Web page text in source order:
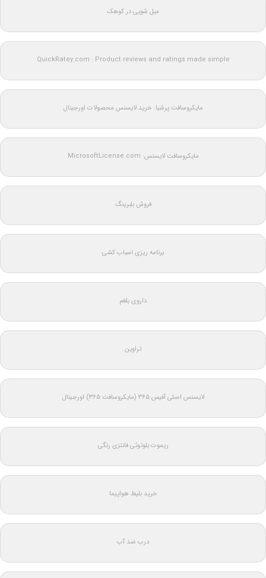
مبل شویی در کوهک
QuickRatey.com : Product reviews and ratings made simple
مایکروسافت پرشیا: خرید لایسنس محصولات اورجینال
مایکروسافت لایسنس: MicrosoftLicense.com
فروش بلبرینگ
برنامه ریزی اسباب کشی
داروی بلغم
تراوین
لایسنس اصلی آفیس ۳۶۵ (مایکروسافت ۳۶۵) اورجینال
ریموت بلوتوثی فانتزی رنگی
خرید بلیط هواپیما
درب ضد آب